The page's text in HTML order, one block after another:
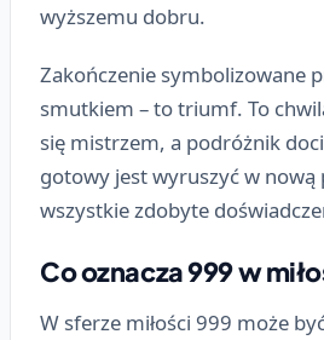
wyższemu dobru.
Zakończenie symbolizowane
smutkiem – to triumf. To
się mistrzem, a podróżnik
gotowy jest wyruszyć w
wszystkie zdobyte
Co oznacza 999 w
W sferze miłości 999 może